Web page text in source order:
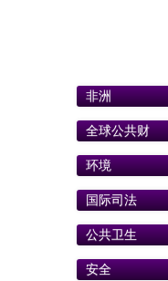
非洲
全球公共财
环境
国际司法
公共卫生
安全